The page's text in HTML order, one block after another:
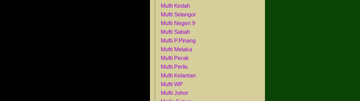
Mufti Kedah
Mufti Selangor
Mufti Negeri 9
Mufti Sabah
Mufti P.Pinang
Mufti Melaka
Mufti Perak
Mufti Perlis
Mufti Kelantan
Mufti WP
Mufti Johor